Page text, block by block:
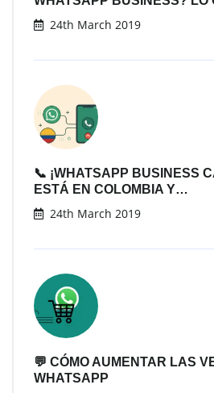
24th March 2019
📞 ¡WHATSAPP BUSINESS
ESTÁ EN COLOMBIA Y…
24th March 2019
💬 CÓMO AUMENTAR LAS
WHATSAPP